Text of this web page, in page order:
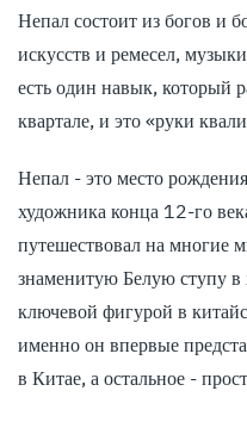
Непал состоит из богов и
искусств и ремесел,
есть один навык, который
квартале, и это «руки
Непал - это место
художника конца 12-го
путешествовал на многие
знаменитую Белую ступу
ключевой фигурой в
именно он впервые
в Китае, а остальное -